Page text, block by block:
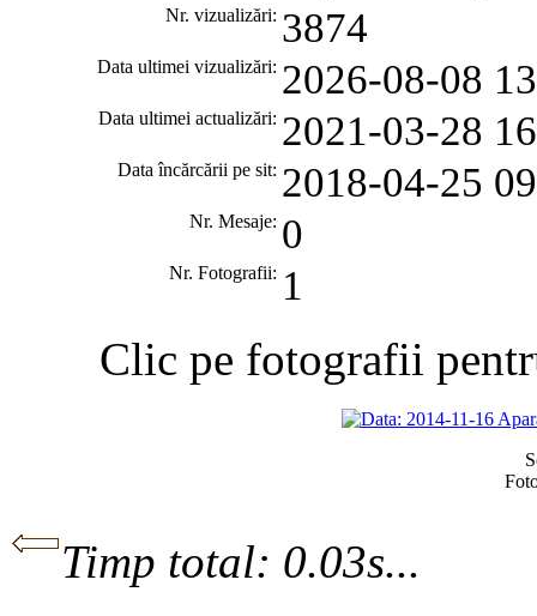
Nr. vizualizări: 3874
Data ultimei vizualizări: 2026-08-08
Data ultimei actualizări: 2021-03-28
Data încărcării pe sit: 2018-04-25
Nr. Mesaje: 0
Nr. Fotografii: 1
Clic pe fotografii
Timp total: 0.03s...